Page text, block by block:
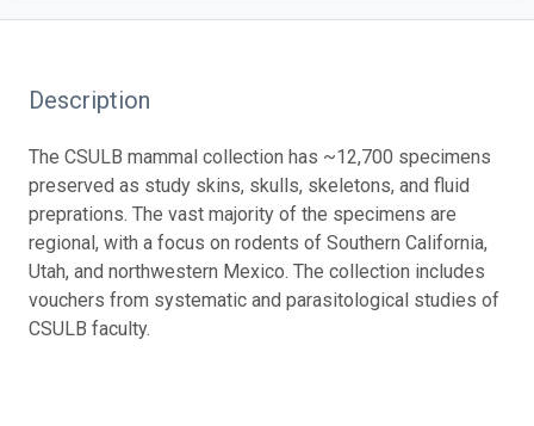
Description
The CSULB mammal collection has ~12,700 specimens
preserved as study skins, skulls, skeletons, and fluid
preprations. The vast majority of the specimens are
regional, with a focus on rodents of Southern California,
Utah, and northwestern Mexico. The collection includes
vouchers from systematic and parasitological studies of
CSULB faculty.